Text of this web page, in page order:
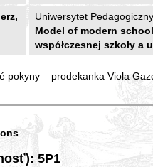
Uniwersytet
Model of modern
współczesnej szkoły
pokyny – prodekanka Viola
5P1